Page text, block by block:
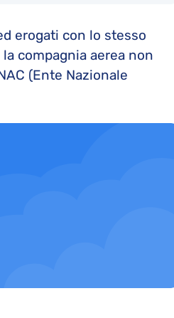
erogati con lo stesso
compagnia aerea non
(Ente Nazionale